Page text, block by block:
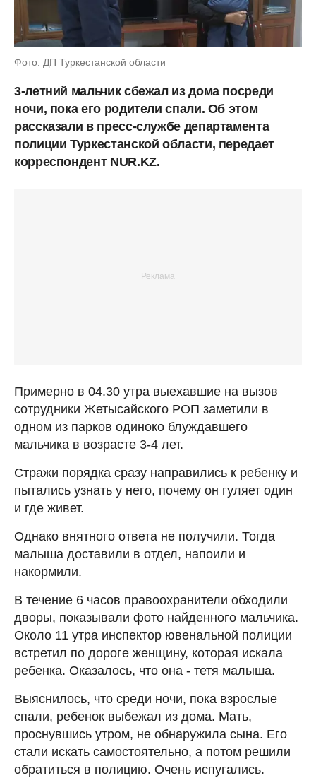
Фото: ДП Туркестанской области
3-летний мальчик сбежал из дома посреди
ночи, пока его родители спали. Об этом
рассказали в пресс-службе департамента
полиции Туркестанской области, передает
корреспондент NUR.KZ.
Примерно в 04.30 утра выехавшие на вызов
сотрудники Жетысайского РОП заметили в
одном из парков одиноко блуждавшего
мальчика в возрасте 3-4 лет.
Стражи порядка сразу направились к ребенку и
пытались узнать у него, почему он гуляет один
и где живет.
Однако внятного ответа не получили. Тогда
малыша доставили в отдел, напоили и
накормили.
В течение 6 часов правоохранители обходили
дворы, показывали фото найденного мальчика.
Около 11 утра инспектор ювенальной полиции
встретил по дороге женщину, которая искала
ребенка. Оказалось, что она - тетя малыша.
Выяснилось, что среди ночи, пока взрослые
спали, ребенок выбежал из дома. Мать,
проснувшись утром, не обнаружила сына. Его
стали искать самостоятельно, а потом решили
обратиться в полицию. Очень испугались.